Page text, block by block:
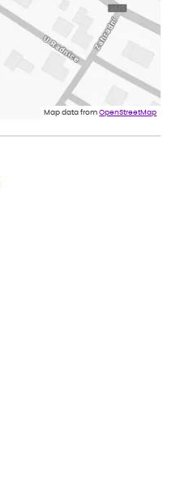
Map data fromOpenStreetMap